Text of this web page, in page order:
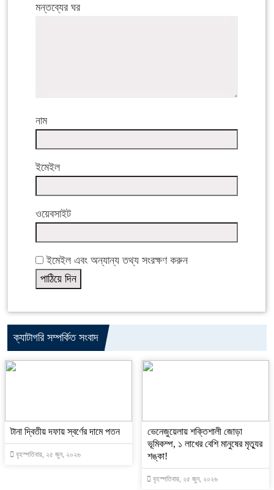
মন্তব্যের ঘর
নাম
ইমেইল
ওয়েবসাইট
ইমেইল এবং অন্যান্য তথ্য সংরক্ষণ করুন
ক্যাটাগরি সম্পর্কিত সংবাদ
টানা দ্বিতীয় দফায় স্বর্ণের দামে পতন
বৃহস্পতিবার, ২৫ জুন, ২০২৬
ভেনেজুয়েলায় শক্তিশালী জোড়া
ভূমিকম্প, ১ লাখের বেশি মানুষের মৃত্যুর
শঙ্কা!
বৃহস্পতিবার, ২৫ জুন, ২০২৬